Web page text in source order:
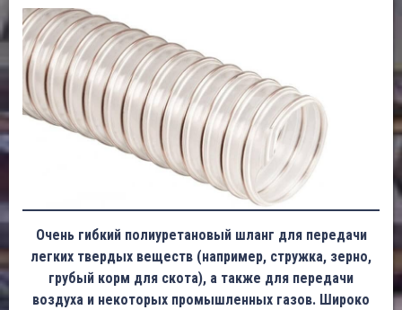
Очень гибкий полиуретановый шланг для передачи
легких твердых веществ (например, стружка, зерно,
грубый корм для скота), а также для передачи
воздуха и некоторых промышленных газов. Широко